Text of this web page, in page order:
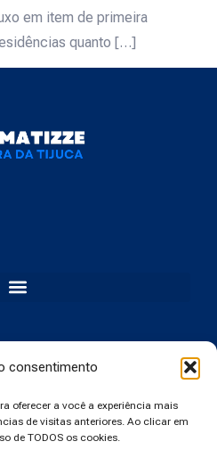
consentimento
oferecer a você a experiência mais
de visitas anteriores. Ao clicar em
de TODOS os cookies.
em item de primeira
quanto […]